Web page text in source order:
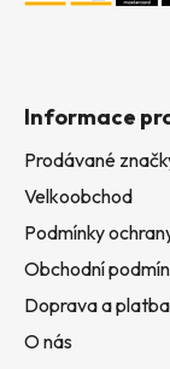
Informace
Prodávané
Velkoobchod
Podmínky
Obchodní
Doprava a platba
O nás